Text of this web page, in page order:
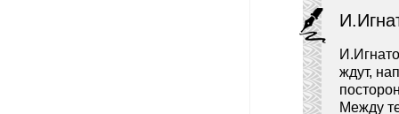
ждут,
Между